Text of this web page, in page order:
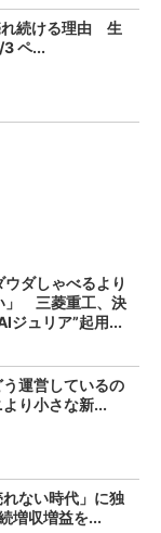
れ続ける理由 生
3 ペ...
ウダしゃべるより
」 三菱重工、決
ジュリア”起用...
運営しているの
り小さな新...
ない時代」に独
増収増益を...